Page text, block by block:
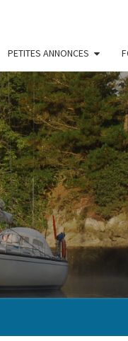
PETITES ANNONCES
Blog
Des